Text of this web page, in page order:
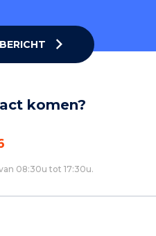
komen?
08:30u tot 17:30u.